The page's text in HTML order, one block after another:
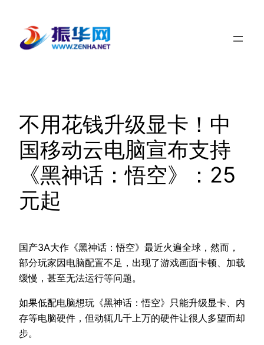
不用花钱升级显卡！中
国移动云电脑宣布支持
《黑神话：悟空》：25
元起
国产3A大作《黑神话：悟空》最近火遍全球，然而，
部分玩家因电脑配置不足，出现了游戏画面卡顿、加载
缓慢，甚至无法运行等问题。
如果低配电脑想玩《黑神话：悟空》只能升级显卡、内
存等电脑硬件，但动辄几千上万的硬件让很人多望而却
步。